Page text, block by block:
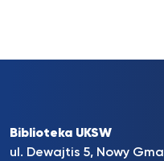
Biblioteka UKSW
ul. Dewajtis 5, Nowy